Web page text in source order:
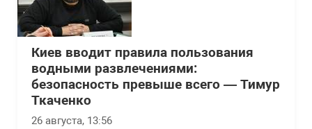
Киев вводит правила пользования
водными развлечениями:
безопасность превыше всего — Тимур
Ткаченко
26 августа, 13:56